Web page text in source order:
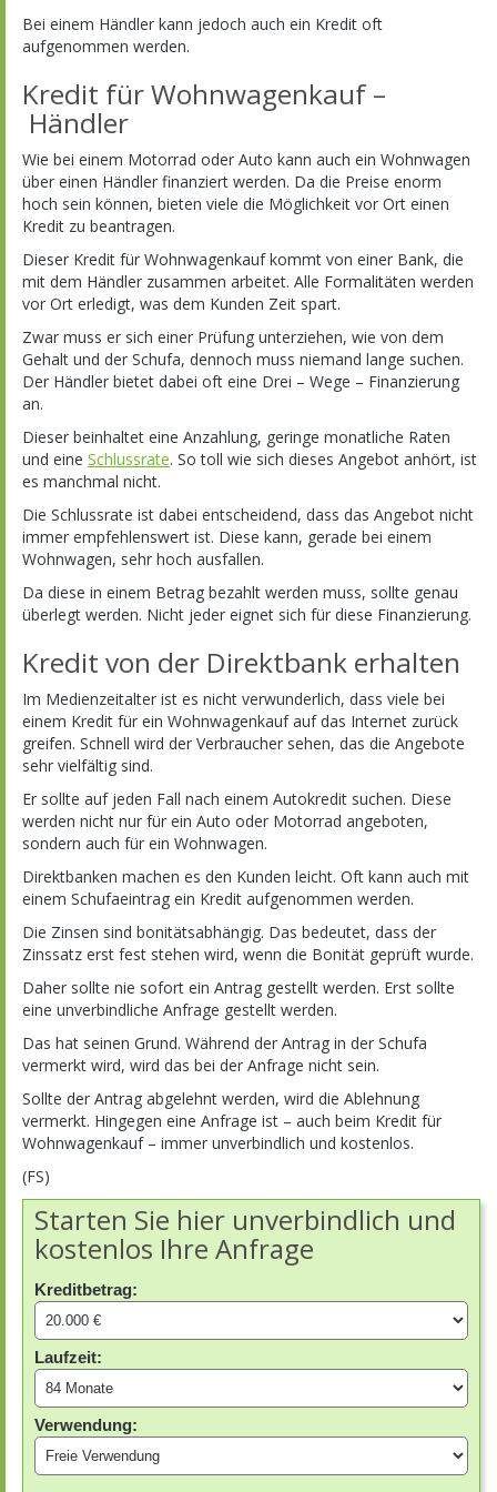
Bei einem Händler kann jedoch auch ein Kredit oft
aufgenommen werden.
Kredit für Wohnwagenkauf –
Händler
Wie bei einem Motorrad oder Auto kann auch ein Wohnwagen
über einen Händler finanziert werden. Da die Preise enorm
hoch sein können, bieten viele die Möglichkeit vor Ort einen
Kredit zu beantragen.
Dieser Kredit für Wohnwagenkauf kommt von einer Bank, die
mit dem Händler zusammen arbeitet. Alle Formalitäten werden
vor Ort erledigt, was dem Kunden Zeit spart.
Zwar muss er sich einer Prüfung unterziehen, wie von dem
Gehalt und der Schufa, dennoch muss niemand lange suchen.
Der Händler bietet dabei oft eine Drei – Wege – Finanzierung
an.
Dieser beinhaltet eine Anzahlung, geringe monatliche Raten
und eine Schlussrate. So toll wie sich dieses Angebot anhört, ist
es manchmal nicht.
Die Schlussrate ist dabei entscheidend, dass das Angebot nicht
immer empfehlenswert ist. Diese kann, gerade bei einem
Wohnwagen, sehr hoch ausfallen.
Da diese in einem Betrag bezahlt werden muss, sollte genau
überlegt werden. Nicht jeder eignet sich für diese Finanzierung.
Kredit von der Direktbank erhalten
Im Medienzeitalter ist es nicht verwunderlich, dass viele bei
einem Kredit für ein Wohnwagenkauf auf das Internet zurück
greifen. Schnell wird der Verbraucher sehen, das die Angebote
sehr vielfältig sind.
Er sollte auf jeden Fall nach einem Autokredit suchen. Diese
werden nicht nur für ein Auto oder Motorrad angeboten,
sondern auch für ein Wohnwagen.
Direktbanken machen es den Kunden leicht. Oft kann auch mit
einem Schufaeintrag ein Kredit aufgenommen werden.
Die Zinsen sind bonitätsabhängig. Das bedeutet, dass der
Zinssatz erst fest stehen wird, wenn die Bonität geprüft wurde.
Daher sollte nie sofort ein Antrag gestellt werden. Erst sollte
eine unverbindliche Anfrage gestellt werden.
Das hat seinen Grund. Während der Antrag in der Schufa
vermerkt wird, wird das bei der Anfrage nicht sein.
Sollte der Antrag abgelehnt werden, wird die Ablehnung
vermerkt. Hingegen eine Anfrage ist – auch beim Kredit für
Wohnwagenkauf – immer unverbindlich und kostenlos.
(FS)
Starten Sie hier unverbindlich und
kostenlos Ihre Anfrage
Kreditbetrag:
Laufzeit:
Verwendung: